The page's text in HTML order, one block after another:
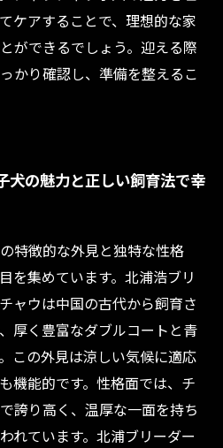
ケアすることで、理想的な家
ができるでしょう。迎える際
かり確認し、準備を整えるこ
犬の魅力と正しい飼育法で幸
特徴的な外見と独特な性格
を集めています。北浦浩ブリ
ャウは中国の古代から飼育さ
厚く豊富なダブルコートと青
この外見は涼しい気候に適応
機能的です。性格面では、チ
誇り高く、温厚な一面を持ち
れています。北浦ブリーダー